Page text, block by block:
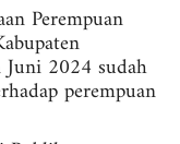
Perempuan
Juni 2024 sudah
perempuan